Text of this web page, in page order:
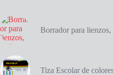
Borrador para
Tiza Escolar de